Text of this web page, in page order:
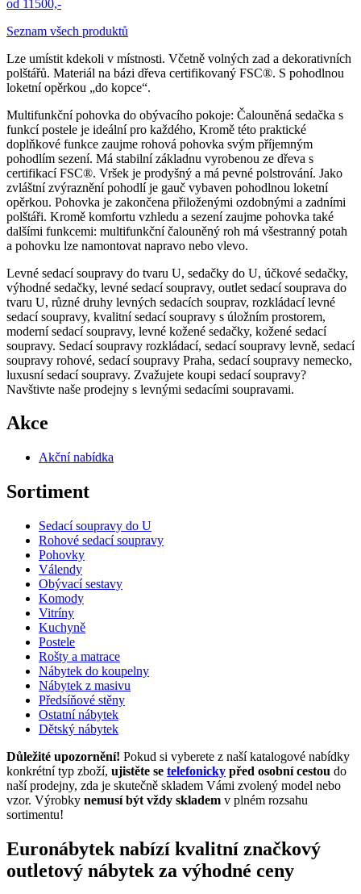
od 11500,-
Seznam všech produktů
Lze umístit kdekoli v místnosti. Včetně volných zad a dekorativních
polštářů. Materiál na bázi dřeva certifikovaný FSC®. S pohodlnou
loketní opěrkou „do kopce“.
Multifunkční pohovka do obývacího pokoje: Čalouněná sedačka s
funkcí postele je ideální pro každého, Kromě této praktické
doplňkové funkce zaujme rohová pohovka svým příjemným
pohodlím sezení. Má stabilní základnu vyrobenou ze dřeva s
certifikací FSC®. Vršek je prodyšný a má pevné polstrování. Jako
zvláštní zvýraznění pohodlí je gauč vybaven pohodlnou loketní
opěrkou. Pohovka je zakončena přiloženými ozdobnými a zadními
polštáři. Kromě komfortu vzhledu a sezení zaujme pohovka také
dalšími funkcemi: multifunkční čalouněný roh má všestranný potah
a pohovku lze namontovat napravo nebo vlevo.
Levné sedací soupravy do tvaru U, sedačky do U, účkové sedačky,
výhodné sedačky, levné sedací soupravy, outlet sedací souprava do
tvaru U, různé druhy levných sedacích souprav, rozkládací levné
sedací soupravy, kvalitní sedací soupravy s úložním prostorem,
moderní sedací soupravy‎, levné kožené sedačky, kožené sedací
soupravy. Sedací soupravy rozkládací, sedací soupravy levně, sedací
soupravy rohové, sedací soupravy Praha, sedací soupravy nemecko,
luxusní sedací soupravy. Zvažujete koupi sedací soupravy?
Navštivte naše prodejny s levnými sedacími soupravami.
Akce
Akční nabídka
Sortiment
Sedací soupravy do U
Rohové sedací soupravy
Pohovky
Válendy
Obývací sestavy
Komody
Vitríny
Kuchyně
Postele
Rošty a matrace
Nábytek do koupelny
Nábytek z masivu
Předsíňové stěny
Ostatní nábytek
Dětský nábytek
Důležité upozornění! Pokud si vyberete z naší katalogové nabídky
konkrétní typ zboží, ujistěte se telefonicky před osobní cestou do
naší prodejny, zda je skutečně skladem Vámi zvolený model nebo
vzor. Výrobky nemusí být vždy skladem v plném rozsahu
sortimentu!
Euronábytek nabízí kvalitní značkový
outletový nábytek za výhodné ceny